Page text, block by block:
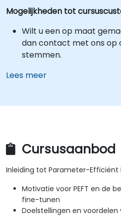
Mogelijkheden tot
Wilt u een op maat
dan contact met ons op
stemmen.
Lees meer
Cursusaanbod
Inleiding tot Parameter-Efficiënt
Motivatie voor PEFT en de
fine-tunen
Doelstellingen en voordelen